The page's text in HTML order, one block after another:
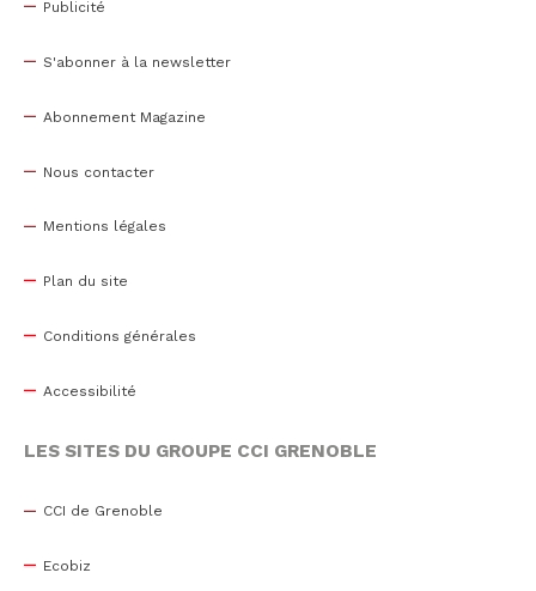
Publicité
S'abonner à la newsletter
Abonnement Magazine
Nous contacter
Mentions légales
Plan du site
Conditions générales
Accessibilité
LES SITES DU GROUPE CCI GRENOBLE
CCI de Grenoble
Ecobiz